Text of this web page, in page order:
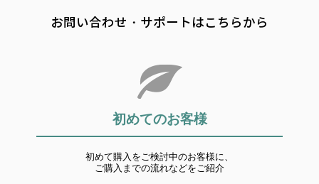
お問い合わせ・サポートはこちらから
初めてのお客様
初めて購入をご検討中のお客様に、
ご購入までの流れなどをご紹介